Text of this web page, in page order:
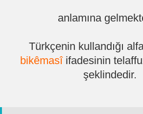
anlamına
Türkçenin kullandığı
bikêmasîifadesinin
şeklindedir.